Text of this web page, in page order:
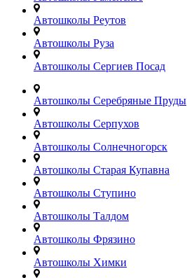
Автошколы Реутов
Автошколы Руза
Автошколы Сергиев Посад
Автошколы Серебряные Пруды
Автошколы Серпухов
Автошколы Солнечногорск
Автошколы Старая Купавна
Автошколы Ступино
Автошколы Талдом
Автошколы Фрязино
Автошколы Химки